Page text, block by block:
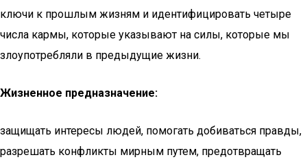
ключи к прошлым жизням и идентифицировать четыре
числа кармы, которые указывают на силы, которые мы
злоупотребляли в предыдущие жизни.
Жизненное предназначение:
защищать интересы людей, помогать добиваться правды,
разрешать конфликты мирным путем, предотвращать